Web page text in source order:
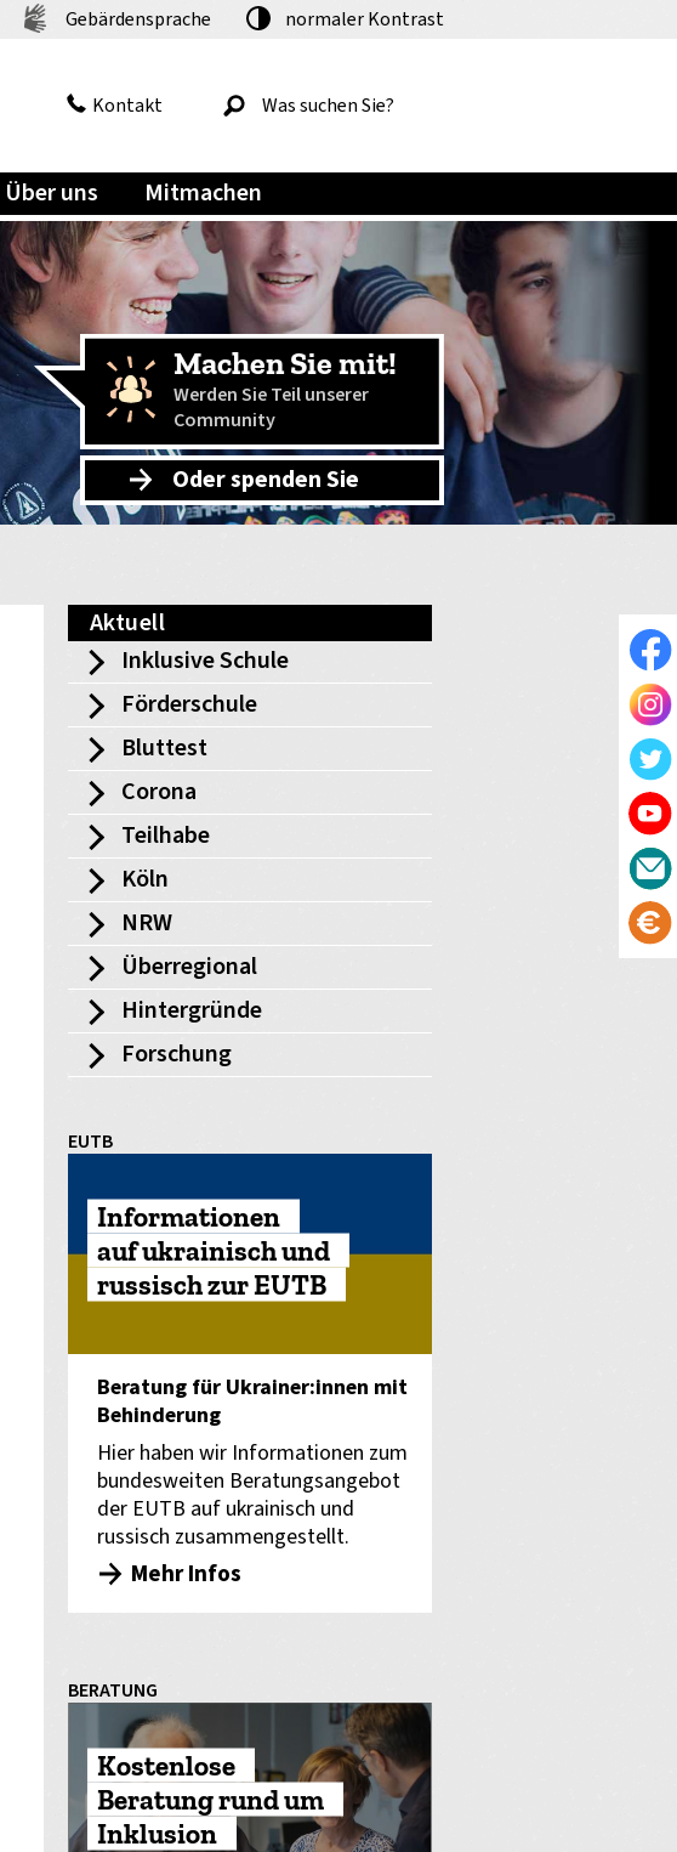
Gebärdensprache normalerKontrast
Kontakt
Über uns Mitmachen
Machen Sie mit!
Werden Sie Teil unserer
Community
Oder spenden Sie
Aktuell
Inklusive Schule
Förderschule
Bluttest
Corona
Teilhabe
Köln
NRW
Überregional
Hintergründe
Forschung
EUTB
Informationen
auf ukrainisch und
russisch zur EUTB
Beratung für Ukrainer:innen mit
Behinderung
Hier haben wir Informationen zum
bundesweiten Beratungsangebot
der EUTB auf ukrainisch und
russisch zusammengestellt.
Mehr Infos
BERATUNG
Kostenlose
Beratung rund um
Inklusion